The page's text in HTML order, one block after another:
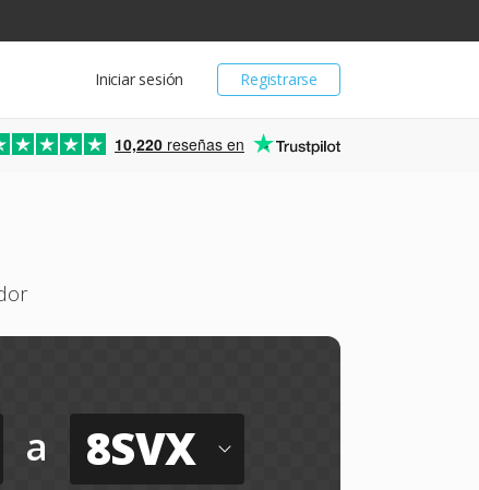
Registrarse
Iniciar sesión
10,220 reseñas en
a 8SVX